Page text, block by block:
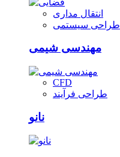
انتقال مداری
طراحی سیستمی
مهندسی شیمی
CFD
طراحی فرآیند
نانو